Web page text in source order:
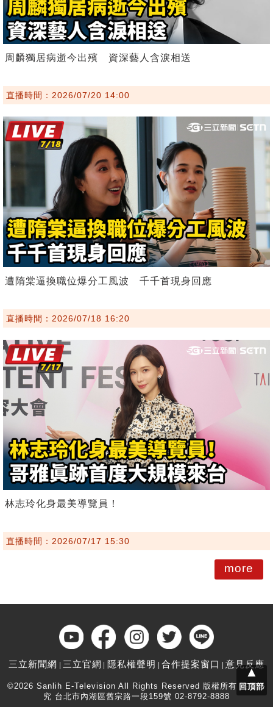
周麟獨居病逝今出殯 資深藝人含淚相送
直播時間：2026/07/20 14:00
遭隋棠逼換職位爆分工風波 千千首現身回應
直播時間：2026/07/18 16:20
林志玲化身最美導覽員！
直播時間：2026/07/17 15:30
more
三立新聞網 三立官網 隱私權聲明 合作提案窗口 意見反應
©2026 Sanlih E-Television All Rights Reserved 版權所有 盜用必
究 台北市內湖區舊宗路一段159號 02-8792-8888
▲
回頂部